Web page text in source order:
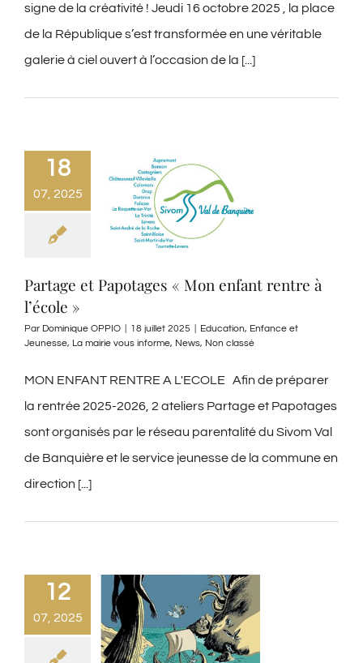
signe de la créativité ! Jeudi 16 octobre 2025 , la place
de la République s’est transformée en une véritable
galerie à ciel ouvert à l’occasion de la [...]
18
07, 2025
Partage et Papotages « Mon enfant rentre à
l’école »
Par Dominique OPPIO 18 juillet 2025 Education, Enfance et
Jeunesse, La mairie vous informe, News, Non classé
MON ENFANT RENTRE A L'ECOLE Afin de préparer
la rentrée 2025-2026, 2 ateliers Partage et Papotages
sont organisés par le réseau parentalité du Sivom Val
de Banquière et le service jeunesse de la commune en
direction [...]
12
07, 2025